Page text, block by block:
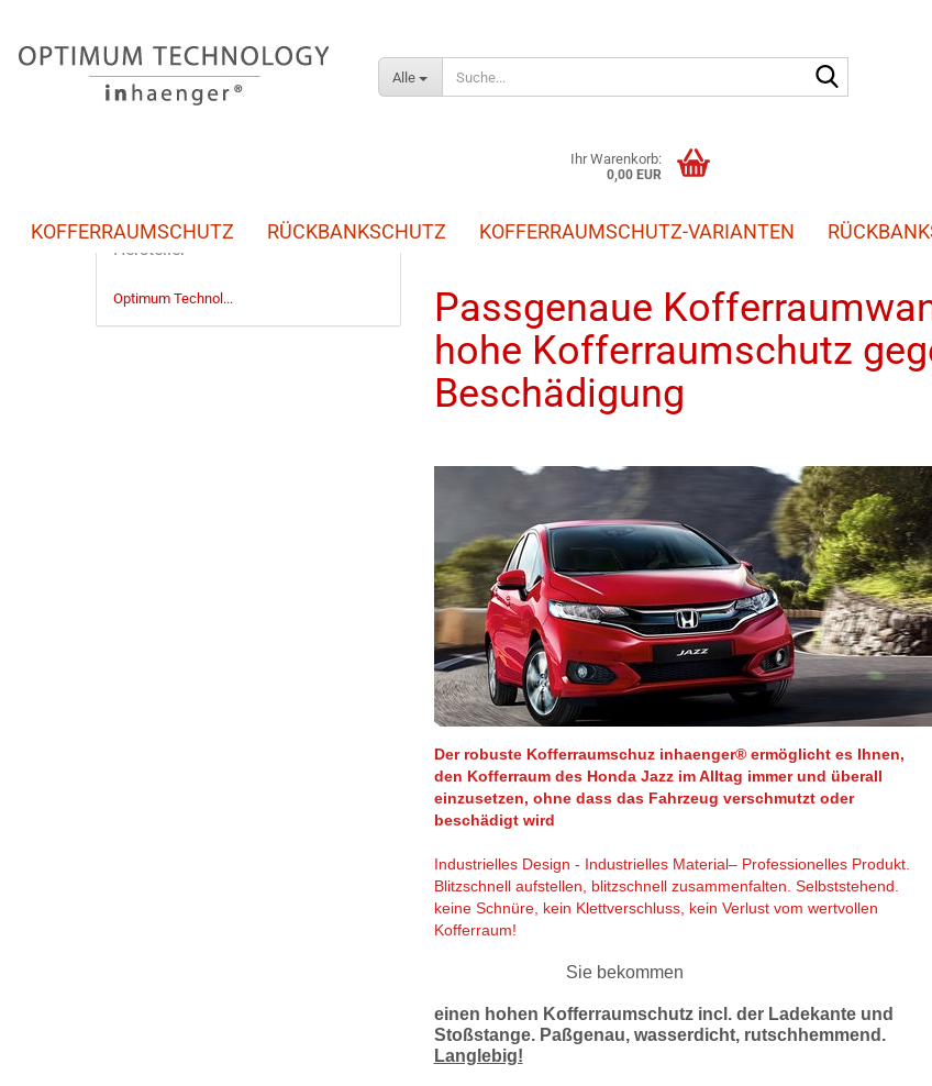
Alle
Ihr Warenkorb:
0,00 EUR
KOFFERRAUMSCHUTZ RÜCKBANKSCHUTZ KOFFERRAUMSCHUTZ-VARIANTEN
Startseite » Kofferraumschutz » Honda » Jazz
Passgenaue
hohe Kofferraumschutz
Beschädigung
Der robuste Kofferraumschuz inhaenger® ermöglicht es Ihnen,
den Kofferraum des Honda Jazz im Alltag immer und überall
einzusetzen, ohne dass das Fahrzeug verschmutzt oder
beschädigt wird
Industrielles Design - Industrielles Material– Professionelles Produkt.
Blitzschnell aufstellen, blitzschnell zusammenfalten. Selbststehend.
keine Schnüre, kein Klettverschluss, kein Verlust vom wertvollen
Kofferraum!
Sie bekommen
einen hohen Kofferraumschutz incl. der Ladekante und
Stoßstange. Paßgenau, wasserdicht, rutschhemmend.
Langlebig!
Hersteller
Optimum Technol...